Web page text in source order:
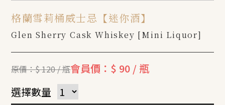
格蘭雪莉桶威士忌【迷你酒】
Glen Sherry Cask Whiskey [Mini Liquor]
原價：$ 120 / 瓶會員價：$ 90 / 瓶
選擇數量